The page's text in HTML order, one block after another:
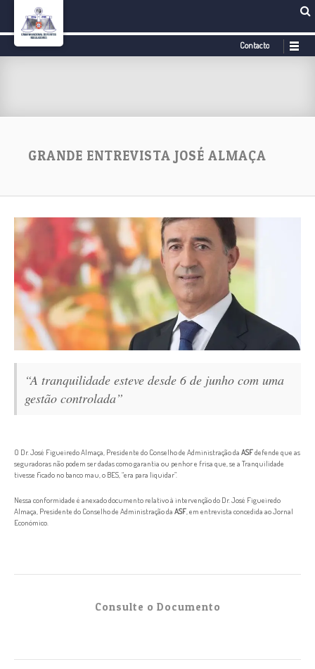
Contacto
GRANDE ENTREVISTA JOSÉ ALMAÇA
“A tranquilidade esteve desde 6 de junho com uma
gestão controlada”
O Dr. José Figueiredo Almaça, Presidente do Conselho de Administração da ASFdefende que as
seguradoras não podem ser dadas como garantia ou penhor e frisa que, se a Tranquilidade
tivesse ficado no banco mau, o BES, “era para liquidar”.
Nessa conformidade é anexado documento relativo à intervenção do Dr. José Figueiredo
Almaça, Presidente do Conselho de Administração da ASF , em entrevista concedida ao Jornal
Económico.
Consulte o Documento